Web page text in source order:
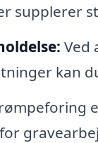
supplerer
Ved
kan